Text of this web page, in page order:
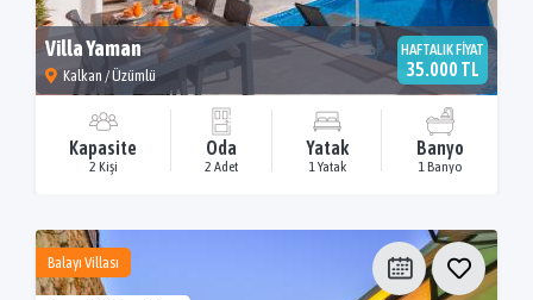
Villa Yaman
Kalkan / Üzümlü
HAFTALIK FİYAT
35.000 TL
Kapasite
2 Kişi
Oda
2 Adet
Yatak
1 Yatak
Banyo
1 Banyo
Balayı Villası